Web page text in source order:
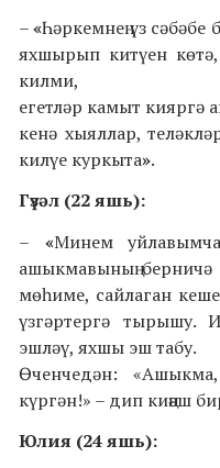
–«Һәркемнең үз
яхшырып китүен
килми,
егетләр камыт кияргә
кенә хыяллар,
килүе куркыта».
Гүзәл (22 яшь):
– «Минем
ашыкмавының берничә
мөһиме, сайлаган
үзгәртергә тырышу.
эшләү, яхшы эш табу.
Өченчедән:
күргән!» – дип киңәш
Юлия (24яшь):